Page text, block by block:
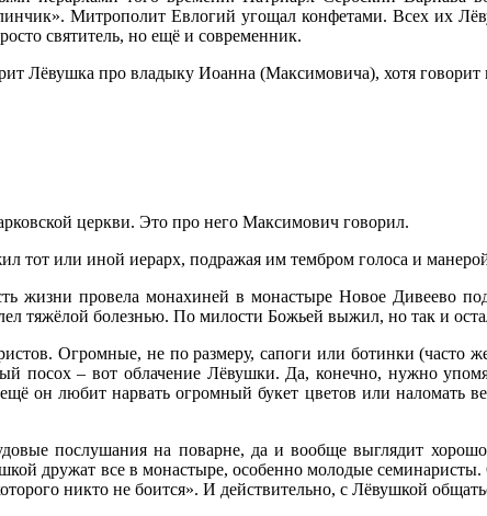
Митрополит Евлогий угощал конфетами. Всех их
святитель, но ещё и современник.
Лёвушка про владыку Иоанна (Максимовича), хотя
церкви. Это про него Максимович говорил.
тот или иной иерарх, подражая им тембром голоса и
жизни провела монахиней в монастыре Новое Дивеево
тяжёлой болезнью. По милости Божьей выжил, но так и
Огромные, не по размеру, сапоги или ботинки (часто
посох – вот облачение Лёвушки. Да, конечно, нужно
он любит нарвать огромный букет цветов или наломать
послушания на поварне, да и вообще выглядит
дружат все в монастыре, особенно молодые
никто не боится». И действительно, с Лёвушкой